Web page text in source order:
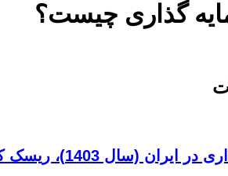
گذاری چیست؟
1403)، ریسک کم و سود بالا